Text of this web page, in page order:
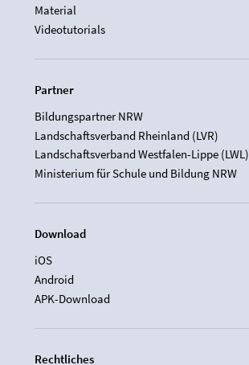
Material
Videotutorials
Partner
Bildungspartner NRW
Landschaftsverband Rheinland (LVR)
Landschaftsverband Westfalen-Lippe (LWL)
Ministerium für Schule und Bildung NRW
Download
iOS
Android
APK-Download
Rechtliches